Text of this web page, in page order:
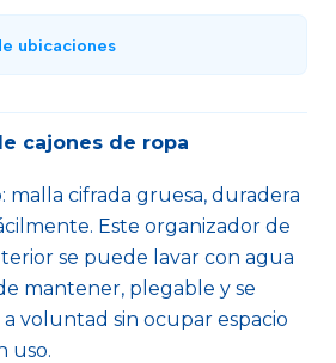
ubicaciones
cajones de ropa
malla cifrada gruesa, duradera
Este organizador de
se puede lavar con agua
mantener, plegable y se
voluntad sin ocupar espacio
uso.